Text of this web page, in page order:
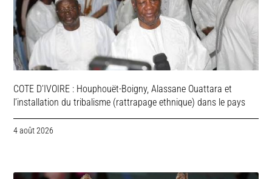
COTE D’IVOIRE : Houphouët-Boigny, Alassane Ouattara et
l’installation du tribalisme (rattrapage ethnique) dans le pays
4 août 2026